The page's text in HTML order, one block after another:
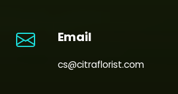
Email
cs@citraflorist.com